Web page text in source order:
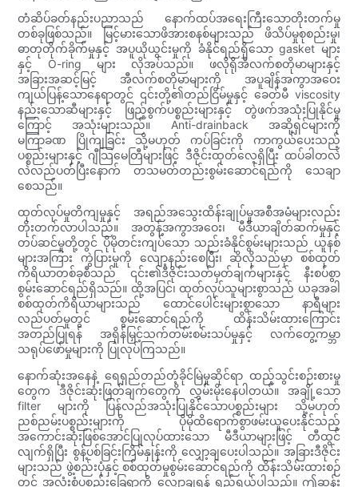
တံဆိပ်ခတ်နည်းပညာသည် နောက်ထပ်အရေးကြီးသောတိုးတက်မှု
တစ်ခုဖြစ်သည်။ မြင့်မားသောဖိအားစနစ်များသည် ဖိသိပ်မှုစုစည်းမှု၊
ဓာတုတိုက်ခိုက်မှုနှင့် အပူယိုယွင်းမှုကို ခံနိုင်ရည်ရှိသော gasket များ
နှင့် O-ring များ လိုအပ်သည်။ ဖလိုရိုအီလက်စတိုမာများနှင့်
အခြားအဆင့်မြင့် အီလက်စတိုမာများကို အပူချိန်အကွာအဝေး
ကျယ်ပြန့်သောနေရာတွင် ၎င်းတို့၏တည်ငြိမ်မှုနှင့် ခေတ်မီ viscosity
နည်းသောဆီများနှင့် ဖြည့်စွက်ပစ္စည်းများနှင့် တွဲဖက်အသုံးပြုနိုင်မှု
ကြောင့် အသုံးများသည်။ Anti-drainback အဆို့ရှင်များကို
မကြာခဏ ပြိုကျခြင်း သို့မဟုတ် ကပ်ခြင်းကို ကာကွယ်ပေးသည့်
ပစ္စည်းများနှင့် ဂျီသြမေတြီများဖြင့် ဒီဇိုင်းထုတ်လေ့ရှိပြီး ထပ်ခါတလဲ
လဲလည်ပတ်ပြီးနောက် တသမတ်တည်းစွမ်းဆောင်ရည်ကို သေချာ
စေသည်။
ထုတ်လုပ်မှုတိကျမှုနှင့် အရည်အသွေးထိန်းချုပ်မှုအစီအမံများလည်း
တိုးတက်လာပါသည်။ အတွန့်အကွာအဝေး၊ မီဒီယာချိတ်ဆက်မှုနှင့်
တပ်ဆင်မှုတို့တွင် ပိုမိုတင်းကျပ်သော သည်းခံနိုင်စွမ်းများသည် ယူနစ်
များအကြား ကွဲပြားမှုကို လျော့နည်းစေပြီး၊ ဆိုလိုသည်မှာ စစ်ထုတ်
ကိရိယာတစ်ခုစီသည် ၎င်း၏ဒီဇိုင်းသတ်မှတ်ချက်များနှင့် နီးစပ်စွာ
စွမ်းဆောင်ရည်ရှိသည်။ ထို့အပြင်၊ ထုတ်လုပ်သူများစွာသည် ယခုအခါ
စစ်ထုတ်ကိရိယာများသည် ထောင်ပေါင်းများစွာသော နာရီများ
လည်ပတ်မှုတွင် စွမ်းဆောင်ရည်ကို ထိန်းသိမ်းထားကြောင်း
အတည်ပြုရန် အရှိန်မြှင့်သက်တမ်းစမ်းသပ်မှုနှင့် လက်တွေ့ကမ္ဘာ
သရုပ်ဖော်မှုများကို ပြုလုပ်ကြသည်။
နောက်ဆုံးအနေနဲ့ ရေရှည်တည်တံ့ခိုင်မြဲမှုဆိုင်ရာ ထည့်သွင်းစဉ်းစားမှု
တွေက ဒီဇိုင်းဆုံးဖြတ်ချက်တွေကို လွှမ်းမိုးနေပါတယ်။ အချို့သော
filter များကို ပြန်လည်အသုံးပြုနိုင်သောပစ္စည်းများ သို့မဟုတ်
ညစ်ညမ်းပစ္စည်းများကို ပိုမိုထိရောက်စွာဖမ်းယူပေးနိုင်သည့်
အကောင်းဆုံးဖြစ်အောင်ပြုလုပ်ထားသော မီဒီယာများဖြင့် တီထွင်
လျက်ရှိပြီး စွန့်ပစ်ခြင်းကြိမ်နှုန်းကို လျှော့ချပေးပါသည်။ အခြားဒီဇိုင်း
များသည် ဖွဲ့စည်းပုံနှင့် စစ်ထုတ်မှုစွမ်းဆောင်ရည်ကို ထိန်းသိမ်းထားစဉ်
တွင် အလုံးစုံပစ္စည်းခြေရာကို လျှော့ချရန် ရည်ရွယ်ပါသည်။ ဤဆန်း